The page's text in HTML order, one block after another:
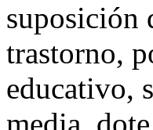
suposición
trastorno,
educativo,